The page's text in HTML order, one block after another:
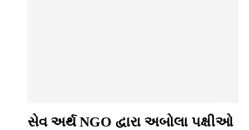
સેવ અર્થ NGO દ્વારા અબોલા પક્ષીઓ